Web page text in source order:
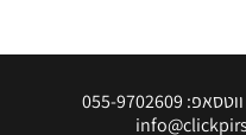
ווטסאפ: 055-9702609